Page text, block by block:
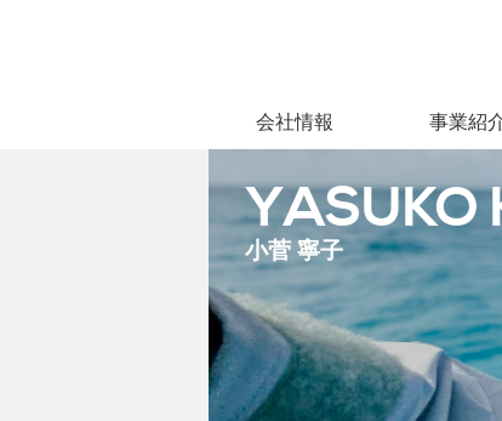
会社情報 事業紹
YASUKO
小菅 寧子